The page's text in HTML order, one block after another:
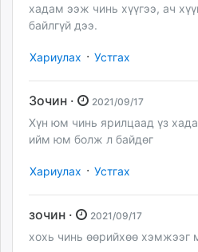
хадам ээж чинь хүүгээ, ач
байлгүй дээ.
Хариулах · Устгах
Зочин · 2021/09/17
Хүн юм чинь ярилцаад үз
ийм юм болж л байдөг
Хариулах · Устгах
зочин · 2021/09/17
хохь чинь өөрийхөө хэмжээг